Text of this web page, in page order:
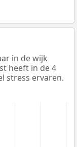
in de wijk
heeft in de 4
stress ervaren.